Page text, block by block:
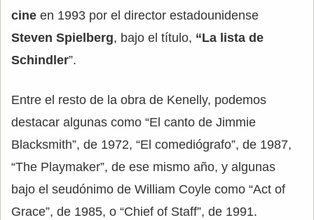
cine en 1993 por el director estadounidense
Steven Spielberg, bajo el título, “La lista de
Schindler”.
Entre el resto de la obra de Kenelly, podemos
destacar algunas como “El canto de Jimmie
Blacksmith”, de 1972, “El comediógrafo”, de 1987,
“The Playmaker”, de ese mismo año, y algunas
bajo el seudónimo de William Coyle como “Act of
Grace”, de 1985, o “Chief of Staff”, de 1991.